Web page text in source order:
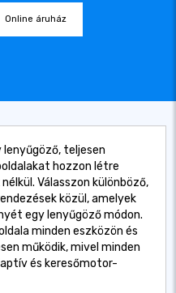
Online áruház
lenyűgöző, teljesen
hozzon létre
Válasszon különböző,
közül, amelyek
egy lenyűgöző módon.
minden eszközön és
működik, mivel minden
és keresőmotor-